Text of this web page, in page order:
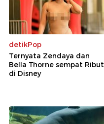
detikPop
Ternyata Zendaya dan
Bella Thorne sempat Ribut
di Disney